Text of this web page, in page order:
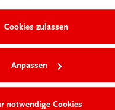
Cookies zulassen
Anpassen
notwendige Cookies
& Co. aus Österreich